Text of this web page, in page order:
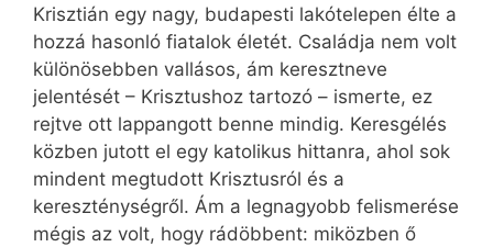
Krisztián egy nagy, budapesti lakótelepen élte a
hozzá hasonló fiatalok életét. Családja nem volt
különösebben vallásos, ám keresztneve
jelentését – Krisztushoz tartozó – ismerte, ez
rejtve ott lappangott benne mindig. Keresgélés
közben jutott el egy katolikus hittanra, ahol sok
mindent megtudott Krisztusról és a
kereszténységről. Ám a legnagyobb felismerése
mégis az volt, hogy rádöbbent: miközben ő